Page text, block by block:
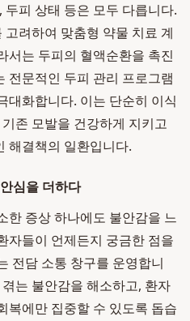
피 상태 등은 모두 다릅니다.
고려하여 맞춤형 약물 치료 계
서는 두피의 혈액순환을 촉진
전문적인 두피 관리 프로그램
대화합니다. 이는 단순히 이식
존 모발을 건강하게 지키고
해결책의 일환입니다.
심을 더하다
한 증상 하나에도 불안감을 느
자들이 언제든지 궁금한 점을
전담 소통 창구를 운영합니
는 불안감을 해소하고, 환자
복에만 집중할 수 있도록 돕습